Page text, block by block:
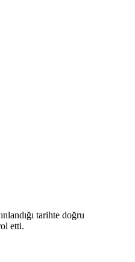
tarihte doğru
etti.